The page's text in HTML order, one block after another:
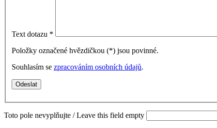
Text dotazu *
Položky označené hvězdičkou (*) jsou povinné.
Souhlasím se zpracováním osobních údajů.
Toto pole nevyplňujte / Leave this field empty